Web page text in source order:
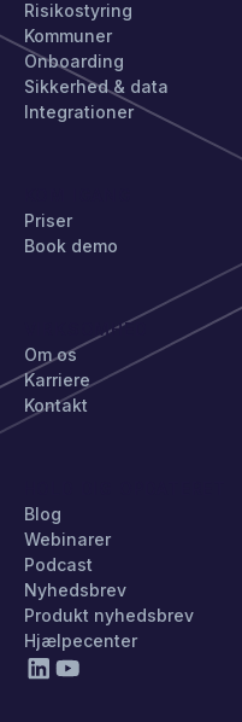
Risikostyring
Kommuner
Onboarding
Sikkerhed & data
Integrationer
Priser
Book demo
VIRKSOMHED
Om os
Karriere
Kontakt
Blog
Webinarer
Podcast
Nyhedsbrev
Produkt nyhedsbrev
Hjælpecenter